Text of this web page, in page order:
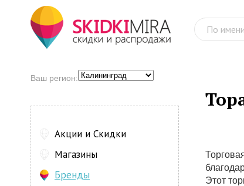
Этот
Ваш регион:
Акции и Скидки
Магазины
Бренды